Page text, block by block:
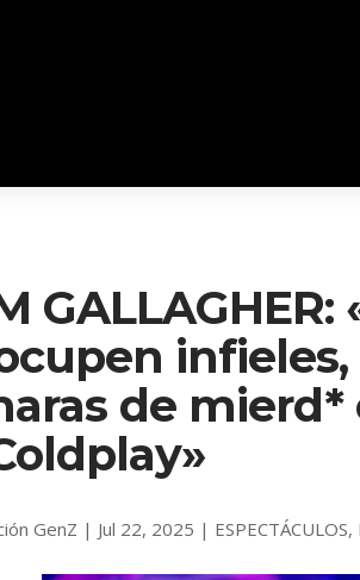
GALLAGHER:
infieles,
de
GenZ | Jul 22, 2025 | ESPECTÁCULOS,